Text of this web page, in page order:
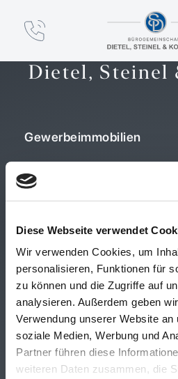
Diese Webseite verwendet
Wir verwenden Cookies, um
personalisieren, Funktionen für
zu können und die Zugriffe auf
analysieren. Außerdem geben
Verwendung unserer Website
soziale Medien, Werbung und
Partner führen diese
weiteren Daten zusammen, die
Dietel, Steinel
Gewerbeimmobilien
Privatimmobilien
Financial Services
Unternehmen
Kontakt
Steinel & Dietel GmbH
Immobilien &